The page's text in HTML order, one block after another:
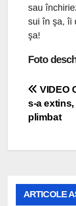
sau
sui în şa, îi
şa!
Foto
în
VIDEO
s-a
plimbat
ARTICOLE